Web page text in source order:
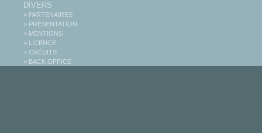
DIVERS
> PARTENAIRES
> PRÉSENTATION
> MENTIONS
> LICENCE
> CRÉDITS
> BACK OFFICE